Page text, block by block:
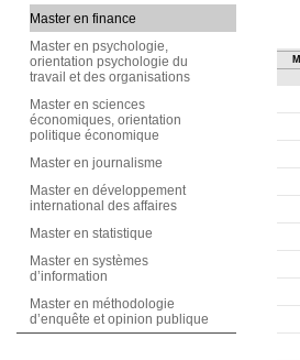
Master en finance
Master en psychologie,
orientation psychologie du
travail et des organisations
Master en sciences
économiques, orientation
politique économique
Master en journalisme
Master en développement
international des affaires
Master en statistique
Master en systèmes
d’information
Master en méthodologie
d’enquête et opinion publique